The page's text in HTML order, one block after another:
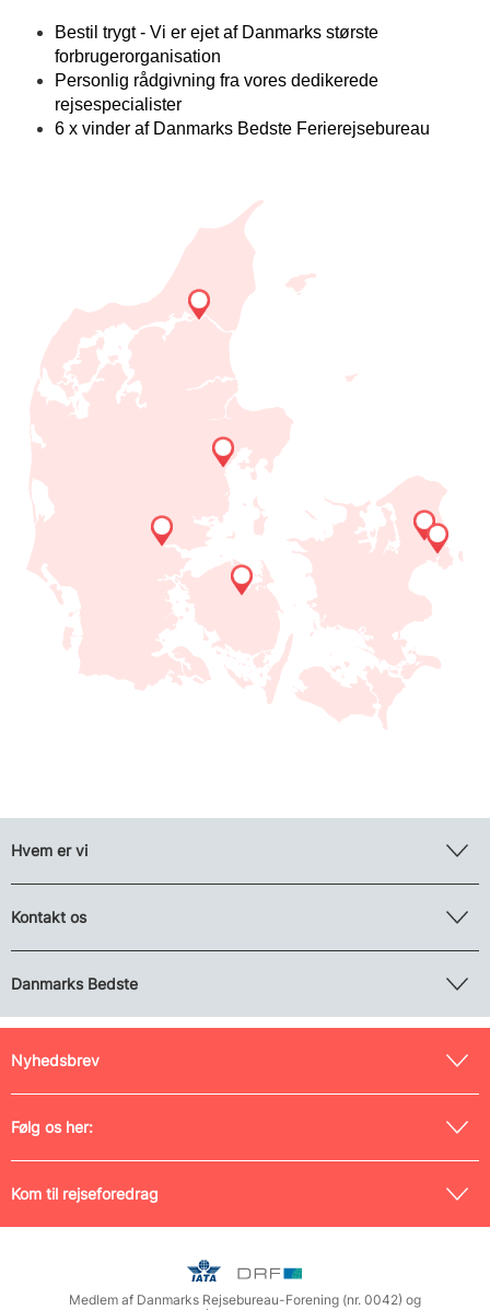
Bestil trygt - Vi er ejet af Danmarks største
forbrugerorganisation
Personlig rådgivning fra vores dedikerede
rejsespecialister
6 x vinder af Danmarks Bedste Ferierejsebureau
Hvem er vi
Kontakt os
Danmarks Bedste
Nyhedsbrev
Følg os her:
Kom til rejseforedrag
Medlem af Danmarks Rejsebureau-Forening (nr. 0042) og